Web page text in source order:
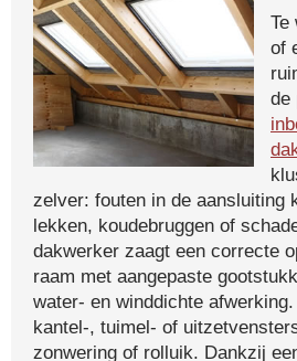
Te
of
de
zelver: fouten in de aansluiting
lekken, koudebruggen of
dakwerker zaagt een correcte
raam met aangepaste
water- en winddichte
kantel-, tuimel- of
zonwering of rolluik. Dankzij